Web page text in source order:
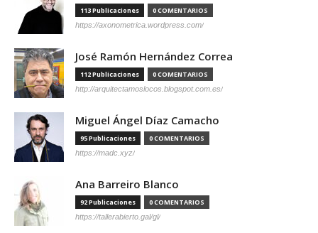
113 Publicaciones 0 COMENTARIOS
https://axonometrica.wordpress.com/
José Ramón Hernández Correa
112 Publicaciones 0 COMENTARIOS
http://arquitectamoslocos.blogspot.com.es/
Miguel Ángel Díaz Camacho
95 Publicaciones 0 COMENTARIOS
https://madc.xyz/
Ana Barreiro Blanco
92 Publicaciones 0 COMENTARIOS
https://tallerabierto.gal/gl/